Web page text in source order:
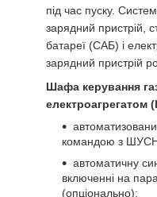
під час пуску.
зарядний пристрій,
батареї (САБ) і
зарядний пристрій
Шафа керування
електроагрегатом
командою з
автоматичну
включенні на
(опціонально);